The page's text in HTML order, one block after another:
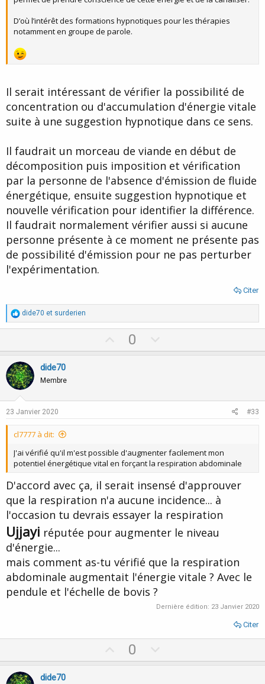
D’où l’intérêt des formations hypnotiques pour les thérapies
notamment en groupe de parole.
Il serait intéressant de vérifier la possibilité de
concentration ou d'accumulation d'énergie vitale
suite à une suggestion hypnotique dans ce sens.
Il faudrait un morceau de viande en début de
décomposition puis imposition et vérification
par la personne de l'absence d'émission de fluide
énergétique, ensuite suggestion hypnotique et
nouvelle vérification pour identifier la différence.
Il faudrait normalement vérifier aussi si aucune
personne présente à ce moment ne présente pas
de possibilité d'émission pour ne pas perturber
l'expérimentation.
Citer
R
é
a
t
i
o
n
s
:
dide70 et surderien
p
0
o
dide70
Membre
23 Janvier 2020 #33
cl7777 à dit:
J'ai vérifié qu'il m'est possible d'augmenter facilement mon
potentiel énergétique vital en forçant la respiration abdominale
D'accord avec ça, il serait insensé d'approuver
que la respiration n'a aucune incidence... à
l'occasion tu devrais essayer la respiration
Ujjayi réputée pour augmenter le niveau
d'énergie...
mais comment as-tu vérifié que la respiration
abdominale augmentait l'énergie vitale ? Avec le
pendule et l'échelle de bovis ?
Dernière édition: 23 Janvier 2020
Citer
p
0
o
dide70